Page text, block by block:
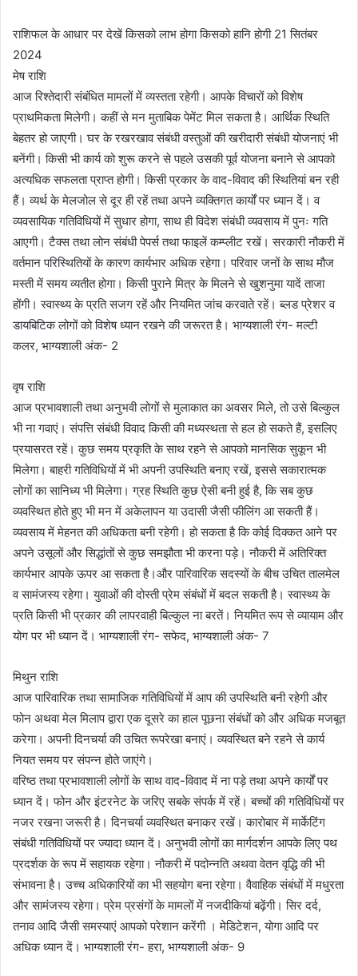
राशिफल के आधार पर देखें किसको लाभ होगा किसको हानि होगी 21 सितंबर
2024
मेष राशि
आज रिश्तेदारी संबंधित मामलों में व्यस्तता रहेगी। आपके विचारों को विशेष
प्राथमिकता मिलेगी। कहीं से मन मुताबिक पेमेंट मिल सकता है। आर्थिक स्थिति
बेहतर हो जाएगी। घर के रखरखाव संबंधी वस्तुओं की खरीदारी संबंधी योजनाएं भी
बनेंगी। किसी भी कार्य को शुरू करने से पहले उसकी पूर्व योजना बनाने से आपको
अत्यधिक सफलता प्राप्त होगी। किसी प्रकार के वाद-विवाद की स्थितियां बन रही
हैं। व्यर्थ के मेलजोल से दूर ही रहें तथा अपने व्यक्तिगत कार्यों पर ध्यान दें। व
व्यवसायिक गतिविधियों में सुधार होगा, साथ ही विदेश संबंधी व्यवसाय में पुनः गति
आएगी। टैक्स तथा लोन संबंधी पेपर्स तथा फाइलें कम्प्लीट रखें। सरकारी नौकरी में
वर्तमान परिस्थितियों के कारण कार्यभार अधिक रहेगा। परिवार जनों के साथ मौज
मस्ती में समय व्यतीत होगा। किसी पुराने मित्र के मिलने से खुशनुमा यादें ताजा
होंगी। स्वास्थ्य के प्रति सजग रहें और नियमित जांच करवाते रहें। ब्लड प्रेशर व
डायबिटिक लोगों को विशेष ध्यान रखने की जरूरत है। भाग्यशाली रंग- मल्टी
कलर, भाग्यशाली अंक- 2
वृष राशि
आज प्रभावशाली तथा अनुभवी लोगों से मुलाकात का अवसर मिले, तो उसे बिल्कुल
भी ना गवाएं। संपत्ति संबंधी विवाद किसी की मध्यस्थता से हल हो सकते हैं, इसलिए
प्रयासरत रहें। कुछ समय प्रकृति के साथ रहने से आपको मानसिक सुकून भी
मिलेगा। बाहरी गतिविधियों में भी अपनी उपस्थिति बनाए रखें, इससे सकारात्मक
लोगों का सानिध्य भी मिलेगा। ग्रह स्थिति कुछ ऐसी बनी हुई है, कि सब कुछ
व्यवस्थित होते हुए भी मन में अकेलापन या उदासी जैसी फीलिंग आ सकती हैं।
व्यवसाय में मेहनत की अधिकता बनी रहेगी। हो सकता है कि कोई दिक्कत आने पर
अपने उसूलों और सिद्धांतों से कुछ समझौता भी करना पड़े। नौकरी में अतिरिक्त
कार्यभार आपके ऊपर आ सकता है।और पारिवारिक सदस्यों के बीच उचित तालमेल
व सामंजस्य रहेगा। युवाओं की दोस्ती प्रेम संबंधों में बदल सकती है। स्वास्थ्य के
प्रति किसी भी प्रकार की लापरवाही बिल्कुल ना बरतें। नियमित रूप से व्यायाम और
योग पर भी ध्यान दें। भाग्यशाली रंग- सफेद, भाग्यशाली अंक- 7
मिथुन राशि
आज पारिवारिक तथा सामाजिक गतिविधियों में आप की उपस्थिति बनी रहेगी और
फोन अथवा मेल मिलाप द्वारा एक दूसरे का हाल पूछना संबंधों को और अधिक मजबूत
करेगा। अपनी दिनचर्या की उचित रूपरेखा बनाएं। व्यवस्थित बने रहने से कार्य
नियत समय पर संपन्न होते जाएंगे।
वरिष्ठ तथा प्रभावशाली लोगों के साथ वाद-विवाद में ना पड़े तथा अपने कार्यों पर
ध्यान दें। फोन और इंटरनेट के जरिए सबके संपर्क में रहें। बच्चों की गतिविधियों पर
नजर रखना जरूरी है। दिनचर्या व्यवस्थित बनाकर रखें। कारोबार में मार्केटिंग
संबंधी गतिविधियों पर ज्यादा ध्यान दें। अनुभवी लोगों का मार्गदर्शन आपके लिए पथ
प्रदर्शक के रूप में सहायक रहेगा। नौकरी में पदोन्नति अथवा वेतन वृद्धि की भी
संभावना है। उच्च अधिकारियों का भी सहयोग बना रहेगा। वैवाहिक संबंधों में मधुरता
और सामंजस्य रहेगा। प्रेम प्रसंगों के मामलों में नजदीकियां बढ़ेंगी। सिर दर्द,
तनाव आदि जैसी समस्याएं आपको परेशान करेंगी । मेडिटेशन, योगा आदि पर
अधिक ध्यान दें। भाग्यशाली रंग- हरा, भाग्यशाली अंक- 9